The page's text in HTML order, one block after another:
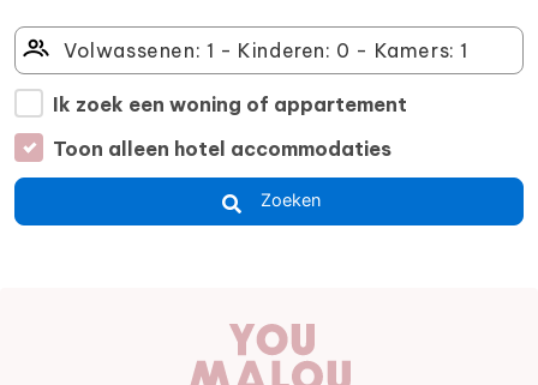
Ik zoek een woning of appartement
Toon alleen hotel accommodaties
Zoeken